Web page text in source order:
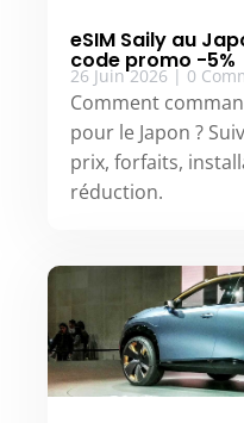
eSIM Saily au
code promo -5%
26 Juin 2026 | 0
Comment
pour le Japon ?
prix, forfaits,
réduction.